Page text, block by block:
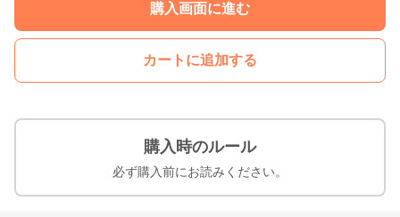
購入画面に進む
カートに追加する
購入時のルール
必ず購入前にお読みください。